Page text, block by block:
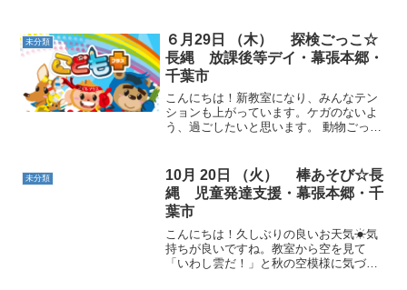
を取りました。5秒間しっかり止まること
ができました！ コー...
未分類
６月29日 （木） 探検ごっこ☆
長縄 放課後等デイ・幕張本郷・
千葉市
こんにちは！新教室になり、みんなテン
ションも上がっています。ケガのないよ
う、過ごしたいと思います。 動物ごっこ
ッチでした。 今日も最後まで頑張りまし
た！
未分類
10月 20日 （火） 棒あそび☆長
縄 児童発達支援・幕張本郷・千
葉市
こんにちは！久しぶりの良いお天気☀気
持ちが良いですね。教室から空を見て
「いわし雲だ！」と秋の空模様に気づく